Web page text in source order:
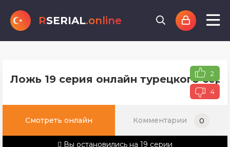
RSERIAL.online
Ложь 19 серия онлайн турецкого 2
4
Смотреть онлайн Комментарии 0
Вы остановились на 19 серии